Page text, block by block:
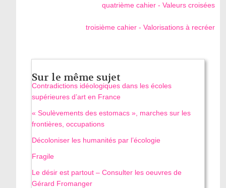
quatrième cahier - Valeurs croisées
troisième cahier - Valorisations à recréer
Sur le même sujet
Contradictions idéologiques dans les écoles
supérieures d’art en France
« Soulèvements des estomacs », marches sur les
frontières, occupations
Décoloniser les humanités par l’écologie
Fragile
Le désir est partout – Consulter les oeuvres de
Gérard Fromanger